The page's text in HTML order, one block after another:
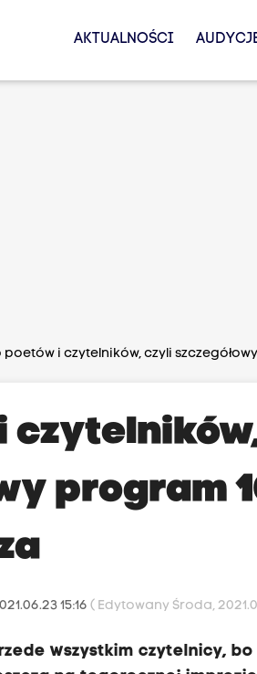
AKTUALNOŚCI
poetów i czytelników, czyli
program
15:16( Edytowany Środa,
wszystkim czytelnicy, bo